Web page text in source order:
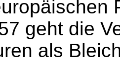
geht die
als